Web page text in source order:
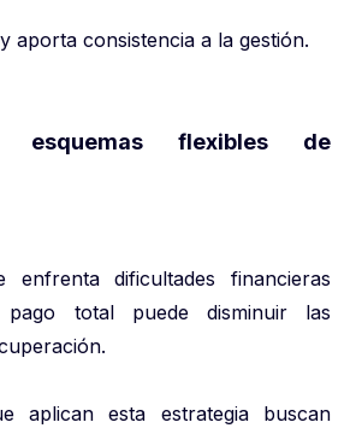
aporta consistencia a la gestión.
esquemas flexibles de
enfrenta dificultades financieras
total puede disminuir las
aplican esta estrategia buscan